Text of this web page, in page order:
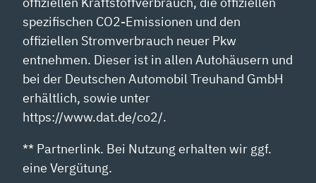
spezifischen CO2-Emissionen und den
offiziellen Stromverbrauch neuer Pkw
entnehmen. Dieser ist in allen Autohäusern und
bei der Deutschen Automobil Treuhand GmbH
erhältlich, sowie unter
https://www.dat.de/co2/.
** Partnerlink. Bei Nutzung erhalten wir ggf.
eine Vergütung.